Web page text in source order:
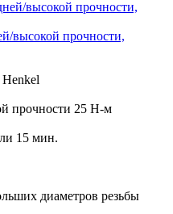
высокой прочности,
прочности 25 Н-м
15 мин.
диаметров резьбы